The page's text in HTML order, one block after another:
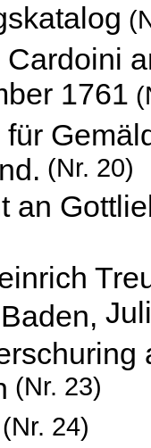
1761
(Nr. 20)
an
(Nr. 23)
(Nr. 24)